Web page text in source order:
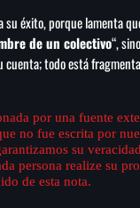
su éxito, porque lamenta
de un colectivo“,
cuenta; todo está
por una fuente
no fue escrita por
su
persona realize su
de esta nota.